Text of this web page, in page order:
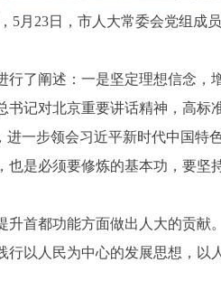
23日，市人大常委会党组成
阐述：一是坚定理想信念，
记对北京重要讲话精神，高标
一步领会习近平新时代中国特
是必须要修炼的基本功，要坚
首都功能方面做出人大的贡献
以人民为中心的发展思想，以